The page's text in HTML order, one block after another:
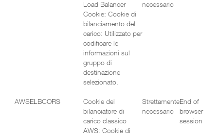
Load Balancer
Cookie: Cookie di
bilanciamento del
carico: Utilizzato per
codificare le
informazioni sul
gruppo di
destinazione
selezionato.
necessario
AWSELBCORS
Cookie del
bilanciatore di
carico classico
AWS: Cookie di
Strettamente
necessario
End of
browser
session